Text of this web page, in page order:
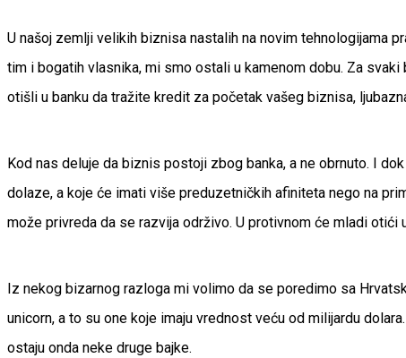
U našoj zemlji velikih biznisa nastalih na novim tehnologijama
tim i bogatih vlasnika, mi smo ostali u kamenom dobu. Za
otišli u banku da tražite kredit za početak vašeg biznisa,
Kod nas deluje da biznis postoji zbog banka, a ne obrnuto. I
dolaze, a koje će imati više preduzetničkih afiniteta nego na
može privreda da se razvija održivo. U protivnom će mladi
Iz nekog bizarnog razloga mi volimo da se poredimo sa
unicorn, a to su one koje imaju vrednost veću od milijardu
ostaju onda neke druge bajke.